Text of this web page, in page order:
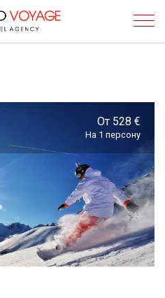
От 528 €
На 1 персону